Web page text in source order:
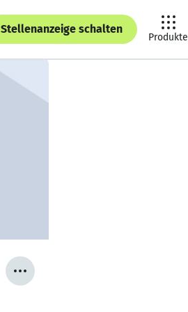
Stellenanzeige schalten
Produkte